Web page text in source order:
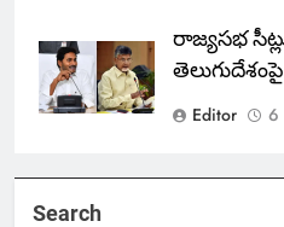
రాజ్యసభ
Editor
6
Search